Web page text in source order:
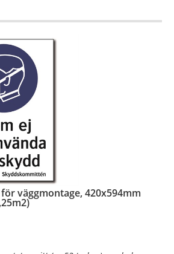
väggmontage, 420x594mm